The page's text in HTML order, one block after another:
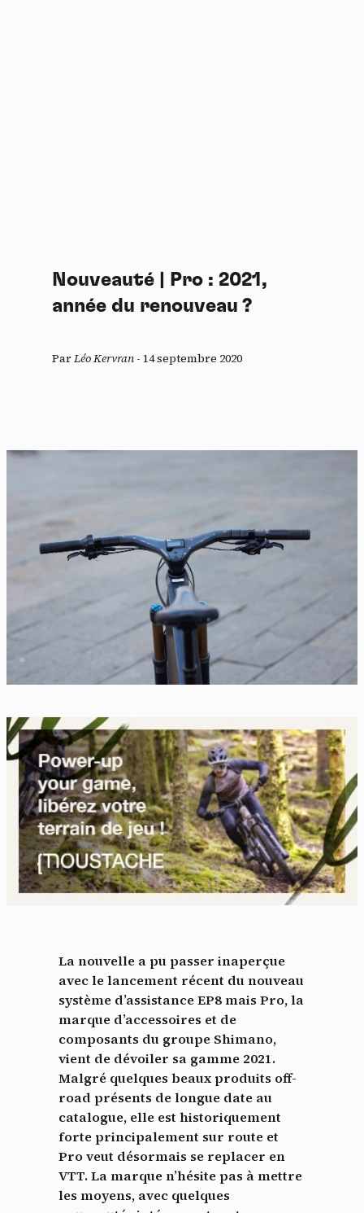
Nouveauté | Pro : 2021,
année du renouveau ?
ParLéo Kervran - 14 septembre 2020
La nouvelle a pu passer inaperçue
avec le lancement récent du nouveau
système d’assistance EP8 mais Pro, la
marque d’accessoires et de
composants du groupe Shimano,
vient de dévoiler sa gamme 2021.
Malgré quelques beaux produits off-
road présents de longue date au
catalogue, elle est historiquement
forte principalement sur route et
Pro veut désormais se replacer en
VTT. La marque n’hésite pas à mettre
les moyens, avec quelques